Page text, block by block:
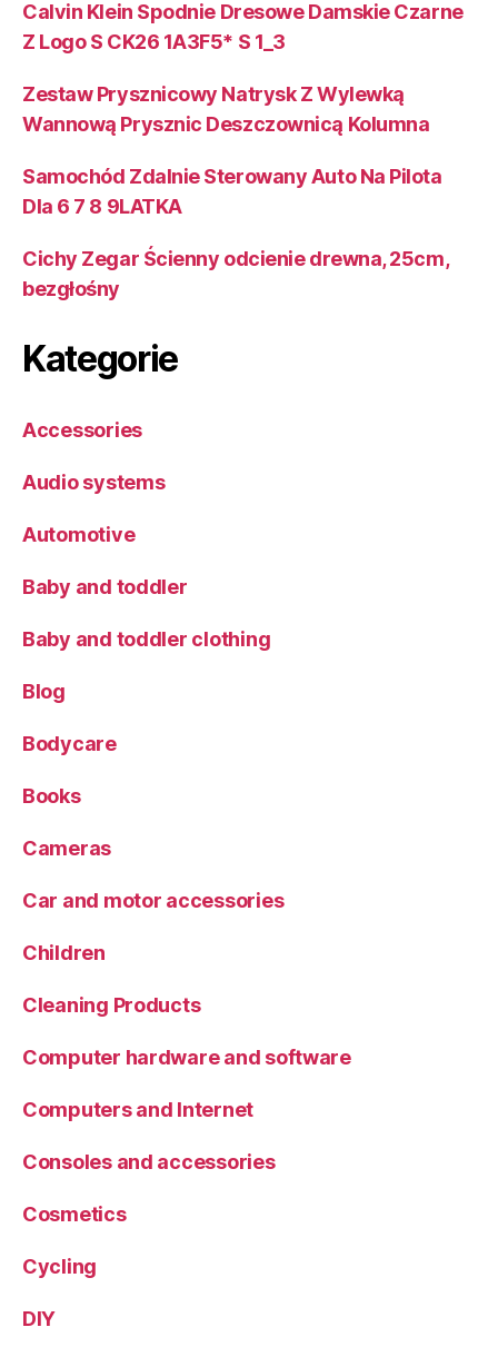
Calvin Klein Spodnie Dresowe Damskie Czarne
Z Logo S CK26 1A3F5* S 1_3
Zestaw Prysznicowy Natrysk Z Wylewką
Wannową Prysznic Deszczownicą Kolumna
Samochód Zdalnie Sterowany Auto Na Pilota
Dla 6 7 8 9LATKA
Cichy Zegar Ścienny odcienie drewna, 25cm,
bezgłośny
Kategorie
Accessories
Audio systems
Automotive
Baby and toddler
Baby and toddler clothing
Blog
Bodycare
Books
Cameras
Car and motor accessories
Children
Cleaning Products
Computer hardware and software
Computers and Internet
Consoles and accessories
Cosmetics
Cycling
DIY